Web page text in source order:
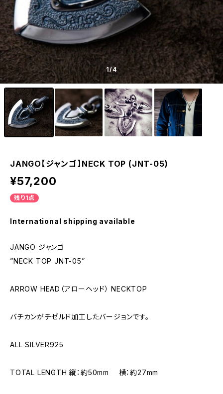
1/4
JANGO【ジャンゴ】NECK TOP (JNT-05)
¥57,200
残り1点
International shipping available
JANGO ジャンゴ
”NECK TOP JNT-05”
ARROW HEAD（アローヘッド） NECKTOP
バチカンがチゼルド加工したバージョンです。
ALL SILVER925
TOTAL LENGTH 縦：約50mm 横：約27mm